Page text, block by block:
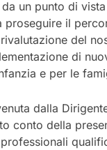
un punto di
proseguire il
del
di
e per le
dalla
conto della